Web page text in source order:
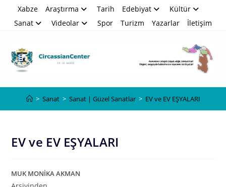
Xabze Araştırma Tarih Edebiyat
Kültür
Sanat
Videolar Spor Turizm Yazarlar İletişim
> Sanat > Sanat | Güzel Sanatlar > EV ve EV EŞYALARI
EV ve EV EŞYALARI
MUK MONİKA AKMAN